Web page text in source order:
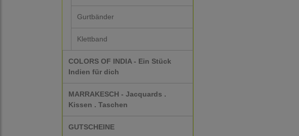
Gurtbänder
Klettband
COLORS OF INDIA - Ein Stück
Indien für dich
MARRAKESCH - Jacquards .
Kissen . Taschen
GUTSCHEINE